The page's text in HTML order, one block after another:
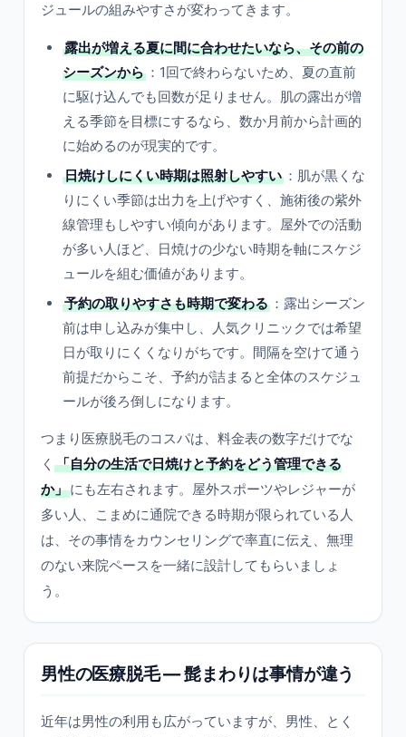
ジュールの組みやすさが変わってきます。
露出が増える夏に間に合わせたいなら、その前の
シーズンから ：1回で終わらないため、夏の直前
に駆け込んでも回数が足りません。肌の露出が増
える季節を目標にするなら、数か月前から計画的
に始めるのが現実的です。
日焼けしにくい時期は照射しやすい ：肌が黒くな
りにくい季節は出力を上げやすく、施術後の紫外
線管理もしやすい傾向があります。屋外での活動
が多い人ほど、日焼けの少ない時期を軸にスケジ
ュールを組む価値があります。
予約の取りやすさも時期で変わる ：露出シーズン
前は申し込みが集中し、人気クリニックでは希望
日が取りにくくなりがちです。間隔を空けて通う
前提だからこそ、予約が詰まると全体のスケジュ
ールが後ろ倒しになります。
つまり医療脱毛のコスパは、料金表の数字だけでな
く 「自分の生活で日焼けと予約をどう管理できる
か」にも左右されます。屋外スポーツやレジャーが
多い人、こまめに通院できる時期が限られている人
は、その事情をカウンセリングで率直に伝え、無理
のない来院ペースを一緒に設計してもらいましょ
う。
男性の医療脱毛 — 髭まわりは事情が違う
近年は男性の利用も広がっていますが、男性、とく